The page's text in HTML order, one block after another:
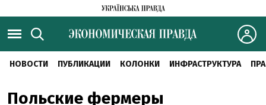
НОВОСТИ ПУБЛИКАЦИИ КОЛОНКИ ИНФРАСТРУКТУРА
Польские фермеры